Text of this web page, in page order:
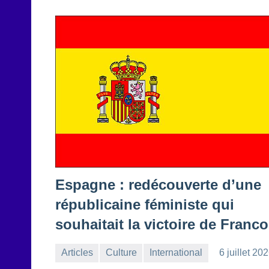
Espagne : redécouverte d’une
républicaine féministe qui
souhaitait la victoire de Franco
Articles Culture International
6 juillet